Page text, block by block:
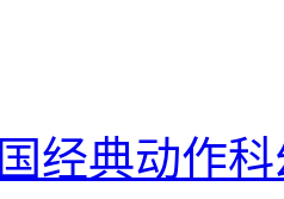
经典动作